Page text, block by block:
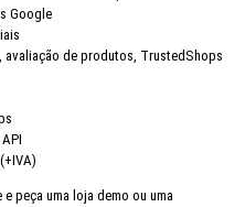
Google
de produtos, TrustedShops
peça uma loja demo ou uma